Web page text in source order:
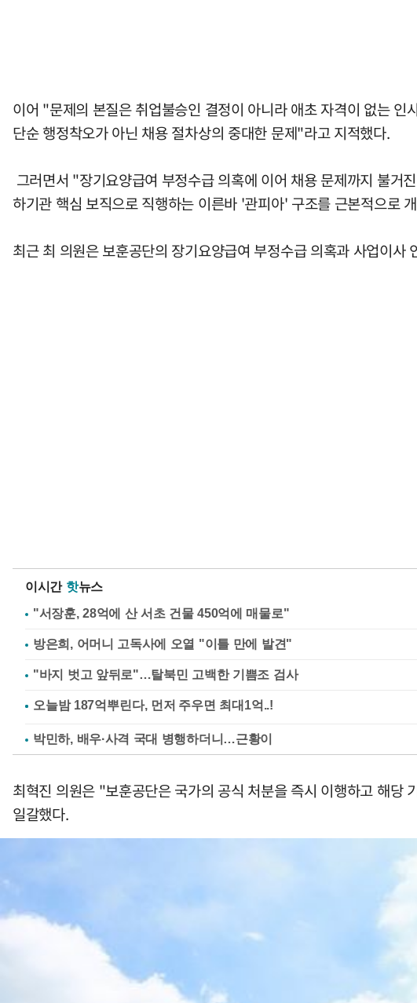
이어 "문제의 본질은 취업불승인 결정이 아니라 애초 자격이 없는
단순 행정착오가 아닌 채용 절차상의 중대한 문제"라고 지적했다.
그러면서 "장기요양급여 부정수급 의혹에 이어 채용 문제까지 불
하기관 핵심 보직으로 직행하는 이른바 '관피아' 구조를 근본적으로
최근 최 의원은 보훈공단의 장기요양급여 부정수급 의혹과 사업이
이시간 핫뉴스
"서장훈, 28억에 산 서초 건물 450억에 매물로"
방은희, 어머니 고독사에 오열 "이틀 만에 발견"
"바지 벗고 앞뒤로"…탈북민 고백한 기쁨조 검사
박민하, 배우·사격 국대 병행하더니…근황이
최혁진 의원은 "보훈공단은 국가의 공식 처분을 즉시 이행하고 해
일갈했다.